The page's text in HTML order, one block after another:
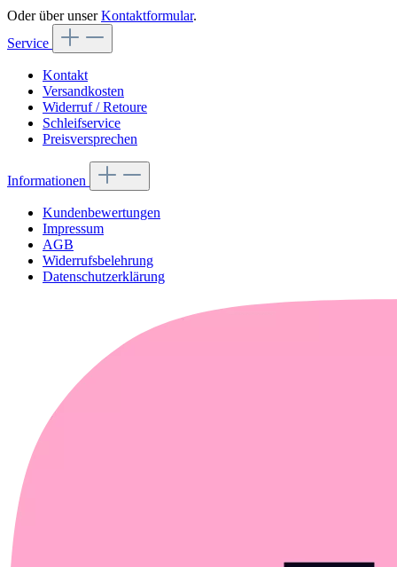
Oder über unserKontaktformular.
Service
Kontakt
Versandkosten
Widerruf / Retoure
Schleifservice
Preisversprechen
Informationen
Kundenbewertungen
Impressum
AGB
Widerrufsbelehrung
Datenschutzerklärung